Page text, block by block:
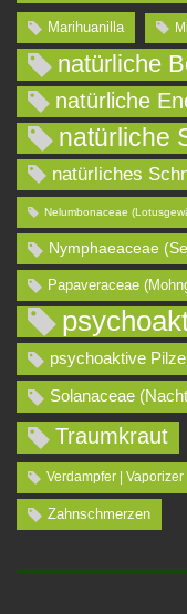
Marihuanilla
natürliche
natürliche
natürliche
natürliches
Nelumbonaceae
Nymphaeaceae
Papaveraceae
psychoaktive Pilze
Solanaceae
Traumkraut
Verdampfer | Vaporizer
Zahnschmerzen